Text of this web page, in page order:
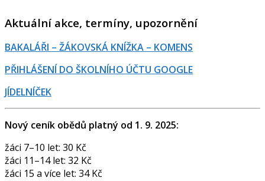
Aktuální akce, termíny, upozornění
BAKALÁŘI – ŽÁKOVSKÁ KNÍŽKA – KOMENS
PŘIHLÁŠENÍ DO ŠKOLNÍHO ÚČTU GOOGLE
JÍDELNÍČEK
Nový ceník obědů platný od 1. 9. 2025:
žáci 7–10 let: 30 Kč
žáci 11–14 let: 32 Kč
žáci 15 a více let: 34 Kč